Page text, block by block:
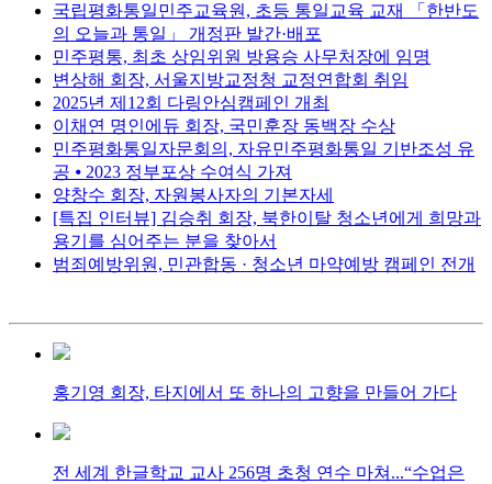
국립평화통일민주교육원, 초등 통일교육 교재 「한반도
의 오늘과 통일」 개정판 발간·배포
민주평통, 최초 상임위원 방용승 사무처장에 임명
변상해 회장, 서울지방교정청 교정연합회 취임
2025년 제12회 다링안심캠페인 개최
이채연 명인에듀 회장, 국민훈장 동백장 수상
민주평화통일자문회의, 자유민주평화통일 기반조성 유
공 ⦁ 2023 정부포상 수여식 가져
양창수 회장, 자원봉사자의 기본자세
[특집 인터뷰] 김승취 회장, 북한이탈 청소년에게 희망과
용기를 심어주는 분을 찾아서
범죄예방위원, 민관합동 · 청소년 마약예방 캠페인 전개
홍기영 회장, 타지에서 또 하나의 고향을 만들어 가다
전 세계 한글학교 교사 256명 초청 연수 마쳐...“수업은